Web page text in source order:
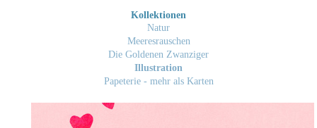
Kollektionen
Natur
Meeresrauschen
Die Goldenen Zwanziger
Illustration
Papeterie - mehr als Karten